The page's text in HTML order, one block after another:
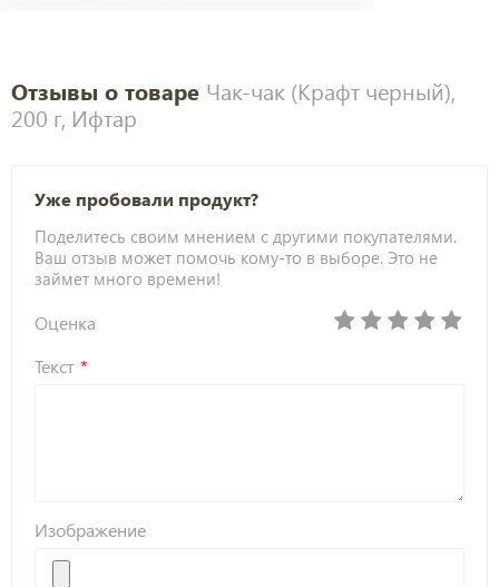
Отзывы о товаре Чак-чак (Крафт черный),
200 г, Ифтар
Уже пробовали продукт?
Поделитесь своим мнением с другими покупателями.
Ваш отзыв может помочь кому-то в выборе. Это не
займет много времени!
Оценка
Текст
Изображение